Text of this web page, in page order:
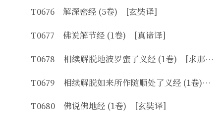
T0676 解深密经 (5卷) [玄奘译]
T0677 佛说解节经 (1卷) [真谛译]
T0678 相续解脱地波罗蜜了义经 (1卷) [求那跋陀罗译]
T0679 相续解脱如来所作随顺处了义经 (1卷) [求那跋陀罗译]
T0680 佛说佛地经 (1卷) [玄奘译]